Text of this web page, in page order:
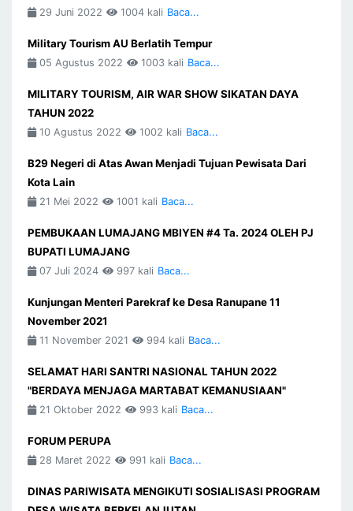
29 Juni 2022 1004 kali Baca...
Military Tourism AU Berlatih Tempur
05 Agustus 2022 1003 kali Baca...
MILITARY TOURISM, AIR WAR SHOW SIKATAN DAYA
TAHUN 2022
10 Agustus 2022 1002 kali Baca...
B29 Negeri di Atas Awan Menjadi Tujuan Pewisata Dari
Kota Lain
21 Mei 2022 1001 kali Baca...
PEMBUKAAN LUMAJANG MBIYEN #4 Ta. 2024 OLEH PJ
BUPATI LUMAJANG
07 Juli 2024 997 kali Baca...
Kunjungan Menteri Parekraf ke Desa Ranupane 11
November 2021
11 November 2021 994 kali Baca...
SELAMAT HARI SANTRI NASIONAL TAHUN 2022
"BERDAYA MENJAGA MARTABAT KEMANUSIAAN"
21 Oktober 2022 993 kali Baca...
FORUM PERUPA
28 Maret 2022 991 kali Baca...
DINAS PARIWISATA MENGIKUTI SOSIALISASI PROGRAM